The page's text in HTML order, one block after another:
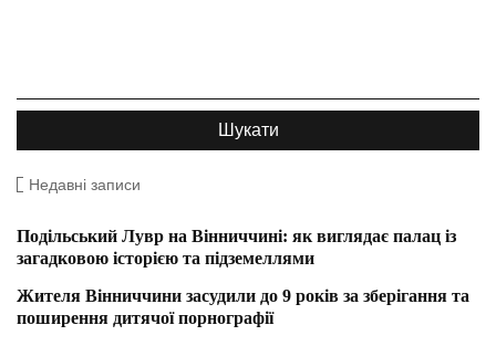
Недавні записи
Подільський Лувр на Вінниччині: як виглядає палац із
загадковою історією та підземеллями
Жителя Вінниччини засудили до 9 років за зберігання та
поширення дитячої порнографії